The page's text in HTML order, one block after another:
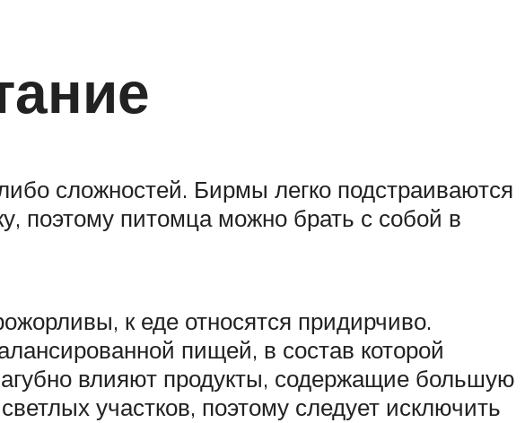
сложностей. Бирмы легко подстраиваются
поэтому питомца можно брать с собой в
к еде относятся придирчиво.
пищей, в состав которой
влияют продукты, содержащие большую
участков, поэтому следует исключить